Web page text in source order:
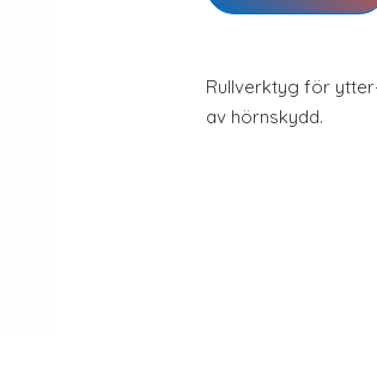
Rullverktyg för
av hörnskydd.